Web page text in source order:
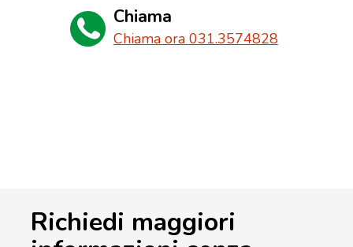
Chiama
Chiama ora 031.3574828
Richiedi maggiori